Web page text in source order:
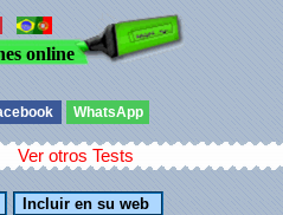
online
WhatsApp
Ver otros Tests